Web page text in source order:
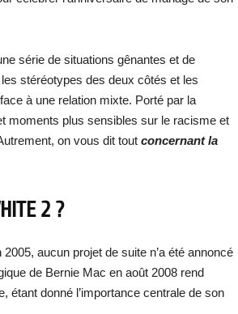
série de situations gênantes et de
stéréotypes des deux côtés et les
à une relation mixte. Porté par la
moments plus sensibles sur le racisme et
on vous dit tout concernant la
2 ?
aucun projet de suite n’a été annoncé
de Bernie Mac en août 2008 rend
étant donné l’importance centrale de son